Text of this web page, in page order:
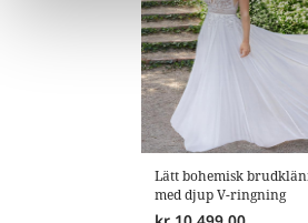
Lätt bohemisk
med djup V-ringning